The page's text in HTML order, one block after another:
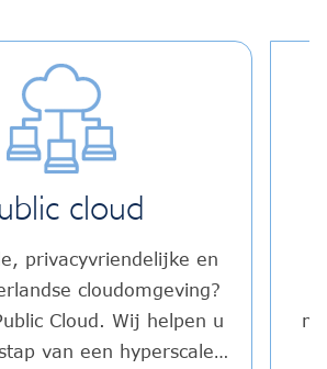
cloud
privacyvriendelijke en
cloudomgeving?
Cloud. Wij helpen u
van een hyperscaler